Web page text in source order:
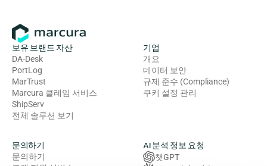
보유 브랜드 자산
DA-Desk
PortLog
MarTrust
Marcura 클레임 서비스
ShipServ
전체 솔루션 보기
기업
개요
데이터 보안
규제 준수 (Compliance)
쿠키 설정 관리
문의하기
문의하기
AI 분석 정보 요청
챗GPT